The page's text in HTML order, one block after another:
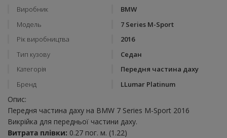
Виробник
BMW
Модель
7 Series M-Sport
Рік виробництва
2016
Тип кузову
Седан
Категорія
Передня частина даху
Бренд
LLumar Platinum
Опис:
Передня частина даху на BMW 7 Series M-Sport 2016
Викрійка для передньої частини даху.
Витрата плівки: 0.27 пог. м. (1.22)